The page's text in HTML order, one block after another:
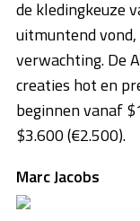
de kledingkeuze
uitmuntend
verwachting. De
creaties hot en
beginnen vanaf
$3.600 (€2.500).
Marc Jacobs